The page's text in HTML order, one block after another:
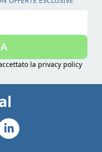
la privacy policy